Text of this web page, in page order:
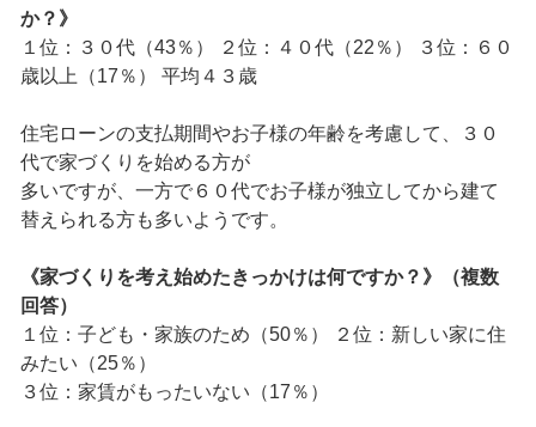
か？》
１位：３０代（43％） ２位：４０代（22％） ３位：６０
歳以上（17％） 平均４３歳
住宅ローンの支払期間やお子様の年齢を考慮して、３０
代で家づくりを始める方が
多いですが、一方で６０代でお子様が独立してから建て
替えられる方も多いようです。
《家づくりを考え始めたきっかけは何ですか？》（複数
回答）
１位：子ども・家族のため（50％） ２位：新しい家に住
みたい（25％）
３位：家賃がもったいない（17％）